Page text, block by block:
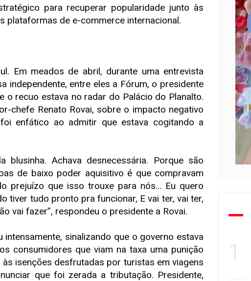
para recuperar popularidade junto às
plataformas de e-commerce internacional.
Em meados de abril, durante uma entrevista
independente, entre eles a Fórum, o presidente
o recuo estava no radar do Palácio do Planalto.
chefe Renato Rovai, sobre o impacto negativo
enfático ao admitir que estava cogitando a
blusinha. Achava desnecessária. Porque são
de baixo poder aquisitivo é que compravam
prejuízo que isso trouxe para nós… Eu quero
tiver tudo pronto pra funcionar, E vai ter, vai ter,
vai fazer”, respondeu o presidente a Rovai.
sinalizando que o governo estava
consumidores que viam na taxa uma punição
isenções desfrutadas por turistas em viagens
que foi zerada a tributação. Presidente,
1